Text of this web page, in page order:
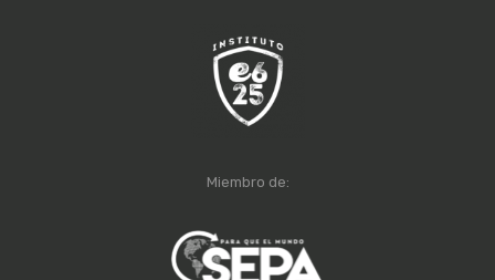
Miembro de: